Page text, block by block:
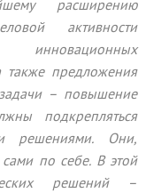
расширению
активности
инновационных
также предложения
– повышение
подкрепляться
решениями. Они,
сами по себе. В этой
решений –